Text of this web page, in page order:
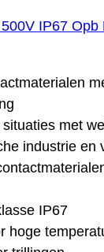
IP67 Opb
met
industrie en
IP67
hoge